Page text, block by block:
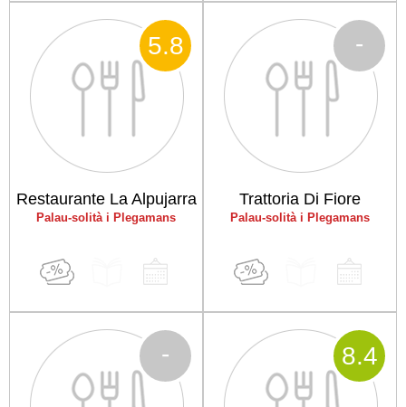
Restaurante La Alpujarra
Palau-solità i Plegamans
5.8
Trattoria Di Fiore
Palau-solità i Plegamans
-
- 8.4